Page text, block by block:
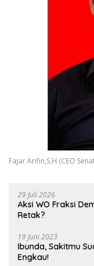
Fajar Arifin,S.H (CEO
29 Juli 2026
Aksi WO Fraksi
Retak?
19 Juni 2023
Ibunda, Sakitmu
Engkau!